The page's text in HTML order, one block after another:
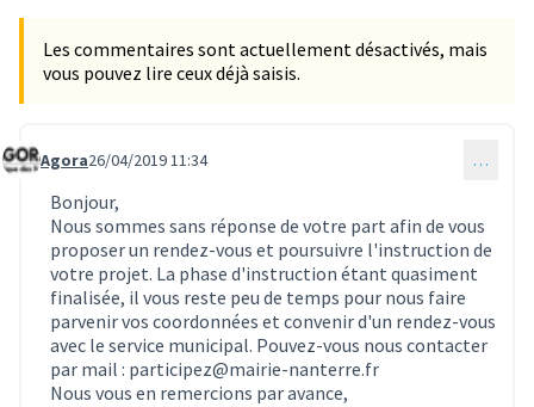
Les commentaires sont actuellement désactivés, mais
vous pouvez lire ceux déjà saisis.
Commentaire 188
Agora26/04/2019 11:34 …
Bonjour,
Nous sommes sans réponse de votre part afin de vous
proposer un rendez-vous et poursuivre l'instruction de
votre projet. La phase d'instruction étant quasiment
finalisée, il vous reste peu de temps pour nous faire
parvenir vos coordonnées et convenir d'un rendez-vous
avec le service municipal. Pouvez-vous nous contacter
par mail : participez@mairie-nanterre.fr
Nous vous en remercions par avance,